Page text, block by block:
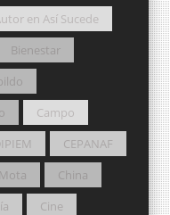
en Así Sucede
Bienestar
Campo
CEPANAF
China
Cine